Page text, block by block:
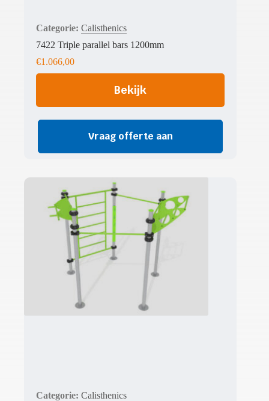
Calisthenics
7422 Triple parallel bars 1200mm
€1.066,00
Bekijk
Vraag offerte aan
Calisthenics